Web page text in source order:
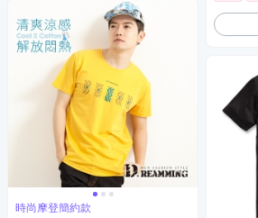
時尚摩登簡約款